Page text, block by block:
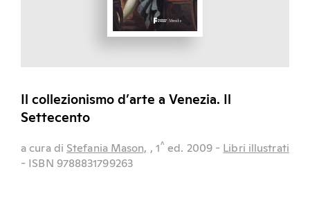
Il collezionismo d’arte a Venezia. Il
Settecento
a cura di Stefania Mason, , 1^ ed. 2009 - Libri illustrati
- ISBN 9788831799263